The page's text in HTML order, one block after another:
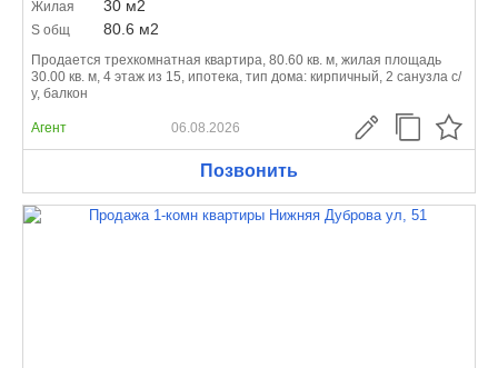
Жилая 30 м2
S общ 80.6 м2
Продается трехкомнатная квартира, 80.60 кв. м, жилая площадь
30.00 кв. м, 4 этаж из 15, ипотека, тип дома: кирпичный, 2 санузла с/
у, балкон
Агент 06.08.2026
Позвонить